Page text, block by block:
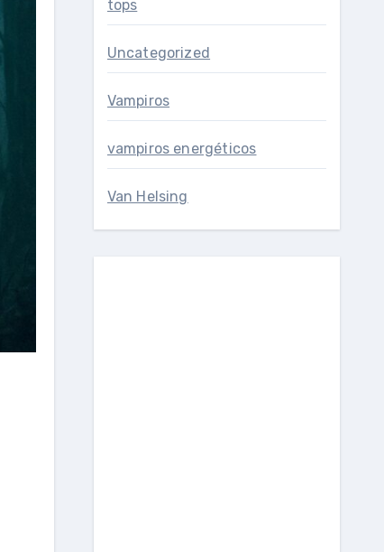
tops
Uncategorized
Vampiros
vampiros energéticos
Van Helsing